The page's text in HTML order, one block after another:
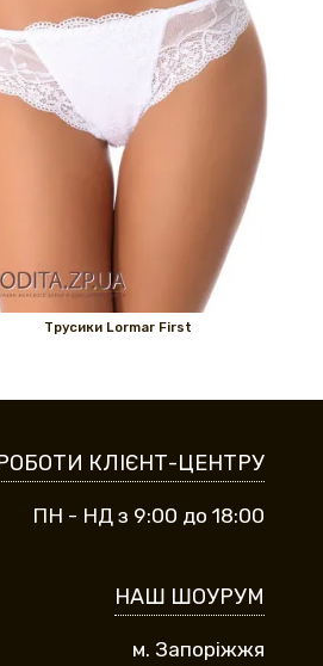
Трусики Lormar First
КЛІЄНТ-ЦЕНТРУ
ПН - НД з 9:00 до 18:00
НАШ ШОУРУМ
м. Запоріжжя